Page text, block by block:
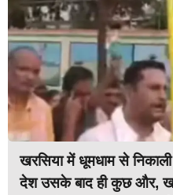
खरसिया में धूमधाम से
देश उसके बाद ही कुछ और,